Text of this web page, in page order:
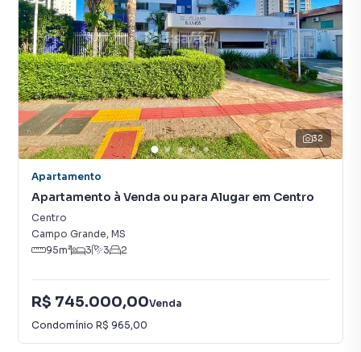
32
Apartamento
Apartamento à Venda ou para Alugar em Centro
Centro
Campo Grande, MS
95m² 3 3 2
R$ 745.000,00Venda
Condomínio R$ 965,00